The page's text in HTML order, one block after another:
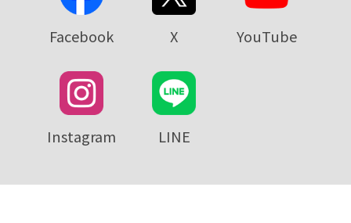
Facebook X YouTube
Instagram LINE